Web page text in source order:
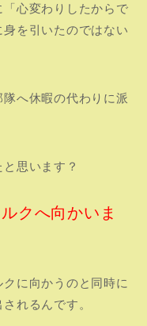
心変わりしたからで
を引いたのではない
へ休暇の代わりに派
思います？
クへ向かいま
に向かうのと同時に
れるんです。